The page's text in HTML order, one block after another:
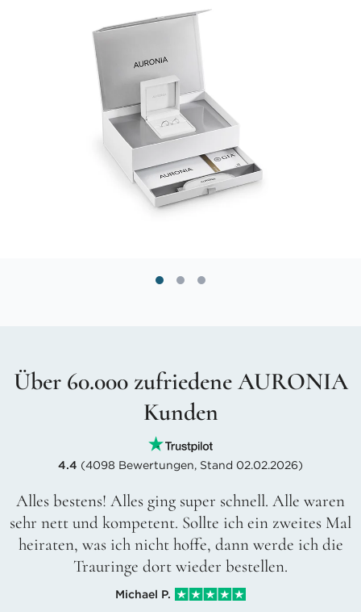
Über 60.000 zufriedene AURONIA
Kunden
4.4 (4098 Bewertungen, Stand 02.02.2026)
Alles bestens! Alles ging super schnell. Alle waren
sehr nett und kompetent. Sollte ich ein zweites Mal
heiraten, was ich nicht hoffe, dann werde ich die
Trauringe dort wieder bestellen.
Michael P.